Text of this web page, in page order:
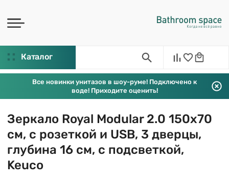
Каталог
Все новинки унитазов в шоу-руме! Подключено к
воде! Приходите оценить!
Зеркало Royal Modular 2.0 150х70
см, с розеткой и USB, 3 дверцы,
глубина 16 см, с подсветкой,
Keuco